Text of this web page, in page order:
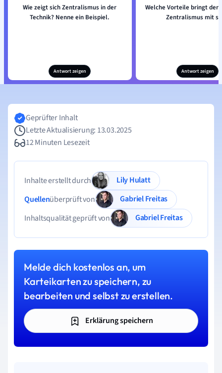
Wie zeigt sich Zentralismus in der
Technik? Nenne ein Beispiel.
Antwort zeigen
Welche Vorteile bringt der
Zentralismus mit
Antwort zeigen
Geprüfter Inhalt
Letzte Aktualisierung: 13.03.2025
12 Minuten Lesezeit
Inhalte erstellt durch
Lily Hulatt
Quellenüberprüft von
Gabriel Freitas
Inhaltsqualität geprüft von
Gabriel Freitas
Melde dich kostenlos an, um
Karteikarten zu speichern, zu
bearbeiten und selbst zu erstellen.
Erklärung speichern